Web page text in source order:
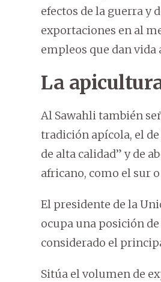
efectos de la guerra y
exportaciones en al
empleos que dan vida
La
Al Sawahli también
tradición apícola, el
de alta calidad” y de
africano, como el sur
El presidente de la
ocupa una posición
considerado el
Sitúa el volumen de